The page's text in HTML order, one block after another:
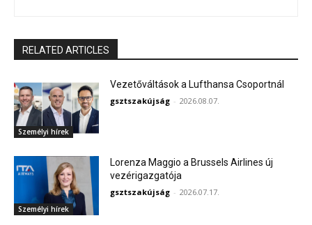
RELATED ARTICLES
Személyi hírek
Vezetőváltások a Lufthansa Csoportnál
gsztszakújság - 2026.08.07.
Személyi hírek
Lorenza Maggio a Brussels Airlines új
vezérigazgatója
gsztszakújság - 2026.07.17.